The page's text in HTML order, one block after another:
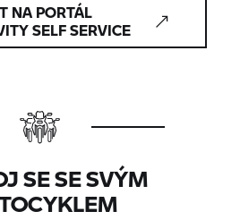
NA PORTÁL
SELF SERVICE
SE SE SVÝM